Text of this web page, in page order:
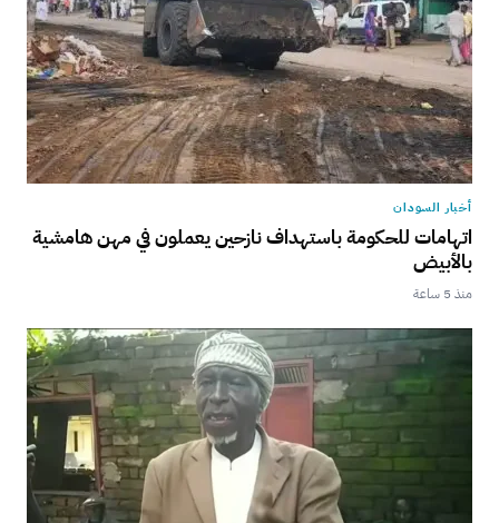
أخبار السودان
اتهامات للحكومة باستهداف نازحين يعملون في مهن هامشية
بالأبيض
منذ 5 ساعة